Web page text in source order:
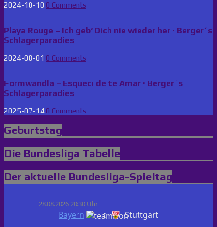
2024-10-10 0 Comments
Playa Rouge – Ich geb‘ Dich nie wieder her · Berger´s
Schlagerparadies
2024-08-01 0 Comments
Formwandla – Esqueci de te Amar · Berger´s
Schlagerparadies
2025-07-14 0 Comments
Geburtstag
Die Bundesliga Tabelle
Der aktuelle Bundesliga-Spieltag
28.08.2026 20:30 Uhr
Bayern : Stuttgart